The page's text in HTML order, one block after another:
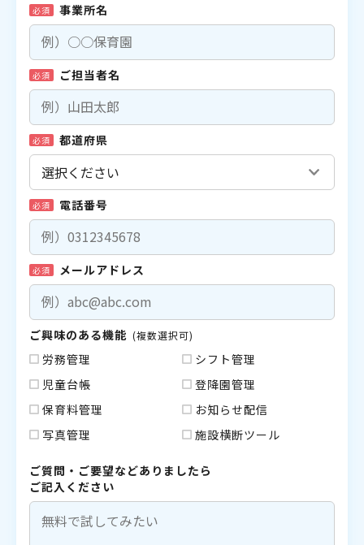
必須 事業所名
必須 ご担当者名
必須 都道府県
必須 電話番号
必須 メールアドレス
ご興味のある機能 (複数選択可)
労務管理
シフト管理
児童台帳
登降園管理
保育料管理
お知らせ配信
写真管理
施設横断ツール
ご質問・ご要望などありましたら
ご記入ください